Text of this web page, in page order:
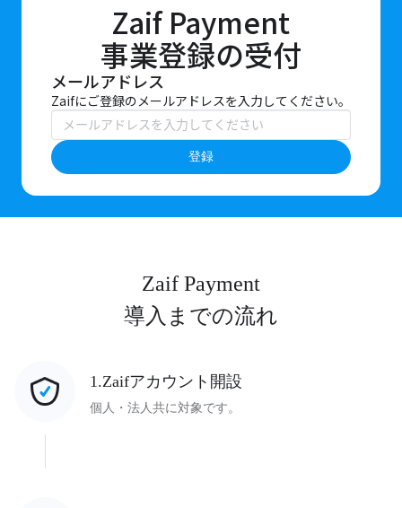
Zaif Payment
事業登録の受付
メールアドレス
Zaifにご登録のメールアドレスを入力してください。
登録
Zaif Payment
導入までの流れ
1.Zaifアカウント開設
個人・法人共に対象です。